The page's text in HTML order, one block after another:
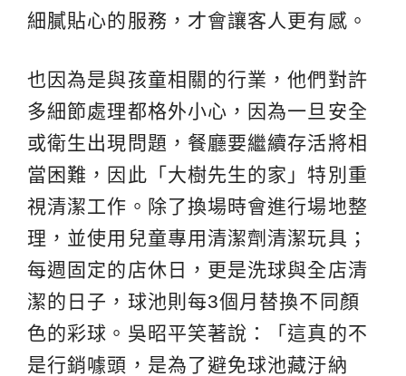
細膩貼心的服務，才會讓客人更有感。
也因為是與孩童相關的行業，他們對許
多細節處理都格外小心，因為一旦安全
或衛生出現問題，餐廳要繼續存活將相
當困難，因此「大樹先生的家」特別重
視清潔工作。除了換場時會進行場地整
理，並使用兒童專用清潔劑清潔玩具；
每週固定的店休日，更是洗球與全店清
潔的日子，球池則每3個月替換不同顏
色的彩球。吳昭平笑著說：「這真的不
是行銷噱頭，是為了避免球池藏汙納